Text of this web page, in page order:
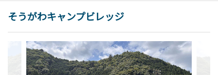
そうがわキャンプビレッジ